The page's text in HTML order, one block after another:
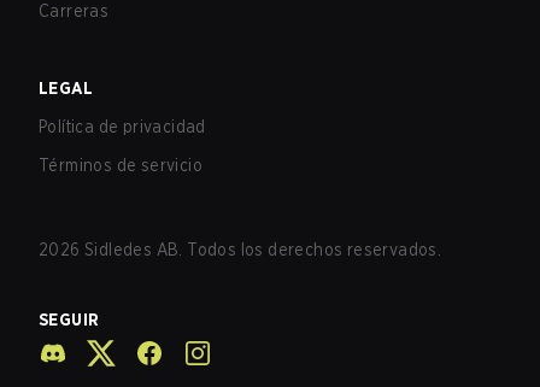
Carreras
LEGAL
Política de privacidad
Términos de servicio
2026 Sidledes AB. Todos los derechos reservados.
SEGUIR